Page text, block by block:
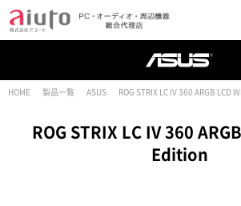
HOME 製品一覧 ASUS ROG STRIX LC IV 360 ARGB LCD
ROG STRIX LC IV 360
Edition